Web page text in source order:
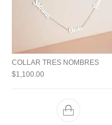
COLLAR TRES NOMBRES
$1,100.00